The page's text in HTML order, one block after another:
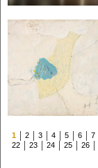
1 2 3 4 5 6 7
22
23 24 25 26